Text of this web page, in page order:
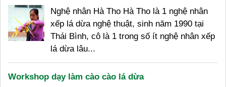
Nghệ nhân Hà Tho Hà Tho là 1 nghệ nhân
xếp lá dừa nghệ thuật, sinh năm 1990 tại
Thái Bình, cô là 1 trong số ít nghệ nhân xếp
lá dừa lâu...
Workshop dạy làm cào cào lá dừa